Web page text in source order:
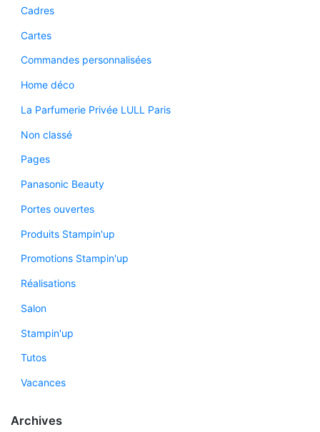
Cadres
Cartes
Commandes personnalisées
Home déco
La Parfumerie Privée LULL Paris
Non classé
Pages
Panasonic Beauty
Portes ouvertes
Produits Stampin'up
Promotions Stampin'up
Réalisations
Salon
Stampin'up
Tutos
Vacances
Archives